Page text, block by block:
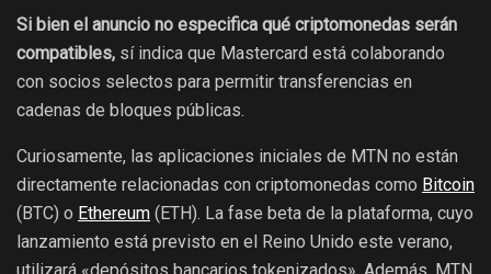
Si bien el anuncio no especifica qué criptomonedas serán
compatibles, sí indica que Mastercard está colaborando
con socios selectos para permitir transferencias en
cadenas de bloques públicas.
Curiosamente, las aplicaciones iniciales de MTN no están
directamente relacionadas con criptomonedas como Bitcoin
(BTC) o Ethereum (ETH). La fase beta de la plataforma, cuyo
lanzamiento está previsto en el Reino Unido este verano,